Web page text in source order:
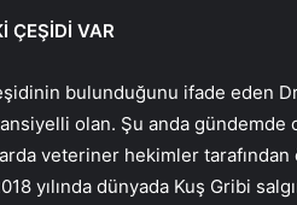
ÇEŞİDİ VAR
bulunduğunu ifade eden
olan. Şu anda gündemde
veteriner hekimler
yılında dünyada Kuş Gribi